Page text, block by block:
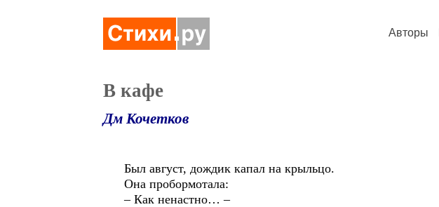
Авторы
В кафе
Дм Кочетков
Был август, дождик капал на крыльцо.
Она пробормотала:
– Как ненастно… –